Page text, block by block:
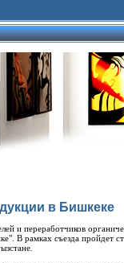
в Бишкеке
и переработчиков
В рамках съезда пройдет